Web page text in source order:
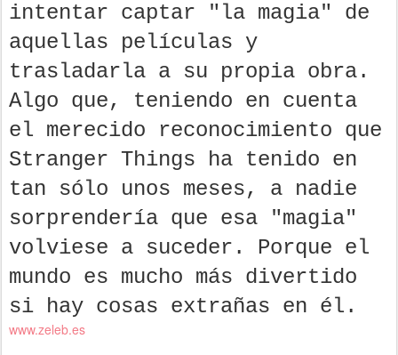
intentar captar "la magia" de
aquellas películas y
trasladarla a su propia obra.
Algo que, teniendo en cuenta
el merecido reconocimiento que
Stranger Things ha tenido en
tan sólo unos meses, a nadie
sorprendería que esa "magia"
volviese a suceder. Porque el
mundo es mucho más divertido
si hay cosas extrañas en él.
www.zeleb.es